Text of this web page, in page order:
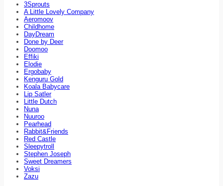
3Sprouts
A Little Lovely Company
Aeromoov
Childhome
DayDream
Done by Deer
Doomoo
Effiki
Elodie
Ergobaby
Kenguru Gold
Koala Babycare
Lip Satler
Little Dutch
Nuna
Nuuroo
Pearhead
Rabbit&Friends
Red Castle
Sleepytroll
Stephen Joseph
Sweet Dreamers
Voksi
Zazu